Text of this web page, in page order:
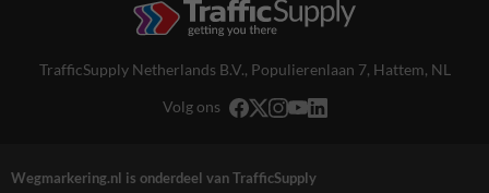
TrafficSupply Netherlands B.V., Populierenlaan 7, Hattem, NL
Volg ons
Wegmarkering.nl is onderdeel van TrafficSupply